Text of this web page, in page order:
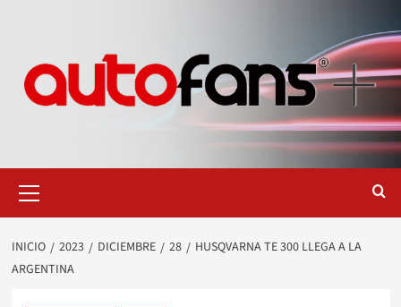
primario
INICIO 2023 DICIEMBRE 28
HUSQVARNA TE 300 LLEGA A LA
ARGENTINA